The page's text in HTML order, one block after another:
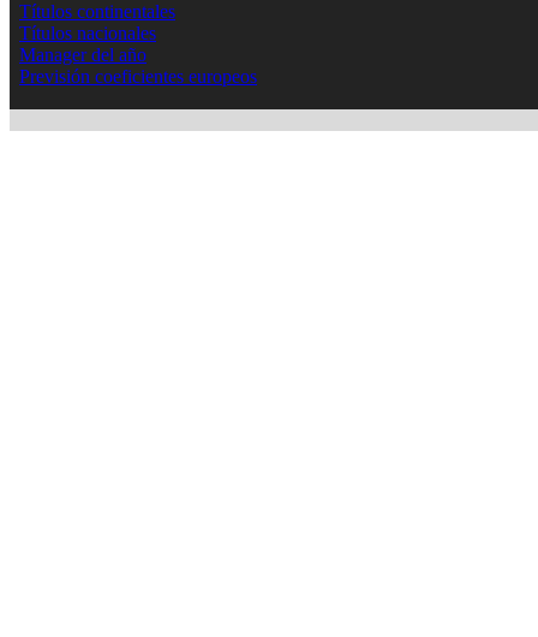
Títulos continentales
Títulos nacionales
Manager del año
Previsión coeficientes europeos